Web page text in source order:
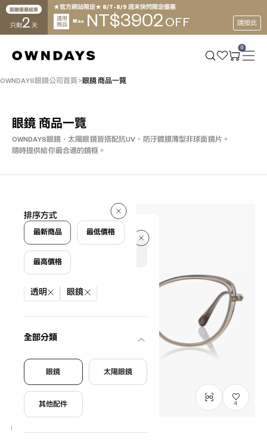
距離優惠結束
只剩 2 天
★官方網站限定★ 8/7~8/9 週末快閃限定優惠
適用
商品
Max NT$3902 OFF 請按此
0
OWNDAYS眼鏡公司首頁 眼鏡 商品一覽
眼鏡 商品一覽
OWNDAYS眼鏡・太陽眼鏡皆搭配抗UV、防汙鍍膜薄型非球面鏡片。
隨時提供給你最合適的鏡框。
78 件
篩選條件
透明 眼鏡
全部分類
眼鏡 太陽眼鏡
其他配件
排序方式
最新商品 最低價格
最高價格
4